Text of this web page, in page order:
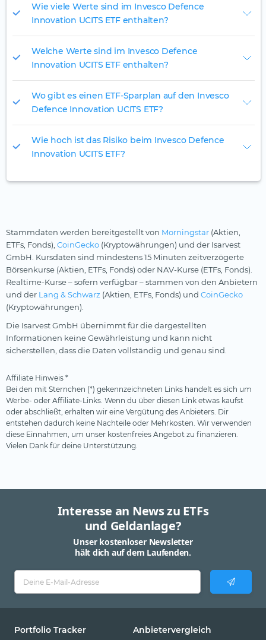
Wie viele Werte sind im Invesco Defence
Innovation UCITS ETF enthalten?
Welche Werte sind im Invesco Defence
Innovation UCITS ETF enthalten?
Wo gibt es einen ETF-Sparplan auf den Invesco
Defence Innovation UCITS ETF?
Wie hoch ist das Risiko beim Invesco Defence
Innovation UCITS ETF?
Stammdaten werden bereitgestellt von Morningstar (Aktien,
ETFs, Fonds), CoinGecko (Kryptowährungen) und der Isarvest
GmbH. Kursdaten sind mindestens 15 Minuten zeitverzögerte
Börsenkurse (Aktien, ETFs, Fonds) oder NAV-Kurse (ETFs, Fonds).
Realtime-Kurse – sofern verfügbar – stammen von den Anbietern
und der Lang & Schwarz (Aktien, ETFs, Fonds) und CoinGecko
(Kryptowährungen).
Die Isarvest GmbH übernimmt für die dargestellten
Informationen keine Gewährleistung und kann nicht
sicherstellen, dass die Daten vollständig und genau sind.
Affiliate Hinweis *
Bei den mit Sternchen (*) gekennzeichneten Links handelt es sich um
Werbe- oder Affiliate-Links. Wenn du über diesen Link etwas kaufst
oder abschließt, erhalten wir eine Vergütung des Anbieters. Dir
entstehen dadurch keine Nachteile oder Mehrkosten. Wir verwenden
diese Einnahmen, um unser kostenfreies Angebot zu finanzieren.
Vielen Dank für deine Unterstützung.
Interesse an News zu ETFs
und Geldanlage?
Unser kostenloser Newsletter
hält dich auf dem Laufenden.
Portfolio Tracker Anbietervergleich